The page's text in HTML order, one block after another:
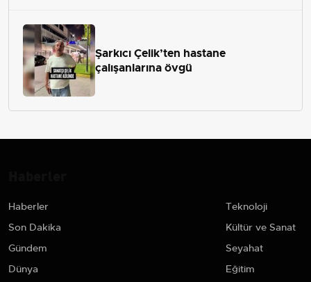
Şarkıcı Çelik’ten hastane
çalışanlarına övgü
Haberler
Son Dakika
Gündem
Dünya
Teknoloji
Kültür ve Sanat
Seyahat
Eğitim